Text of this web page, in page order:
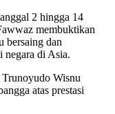
2 hingga 14
membuktikan
bersaing dan
negara di Asia.
Wisnu
atas prestasi